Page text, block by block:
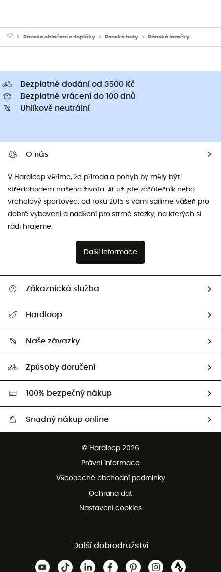
Pánske oblečeni a doplňky Pánské boty Pánské lezečky
Bezplatné dodání od 3500 Kč
Bezplatné vrácení do 100 dnů
Uhlíkově neutrální
O nás
V Hardloop věříme, že příroda a pohyb by měly být
středobodem našeho života. Ať už jste začátečník nebo
vrcholový sportovec, od roku 2015 s vámi sdílíme vášeň pro
dobré vybavení a nadšení pro strmé stezky, na kterých si
rádi hrajeme.
Další informace
Zákaznická služba
Vrácení zboží a peněz
Hardloop
Naši Ambasadoři
Naše závazky
HardGreen
Způsoby doručení
100% bezpečný nákup
Snadný nákup online
Bezplatná zákaznická služba
© Hardloop 2026
Právní informace
Všeobecné obchodní podmínky
Ochrana dat
Nastavení cookies
Další dobrodružství